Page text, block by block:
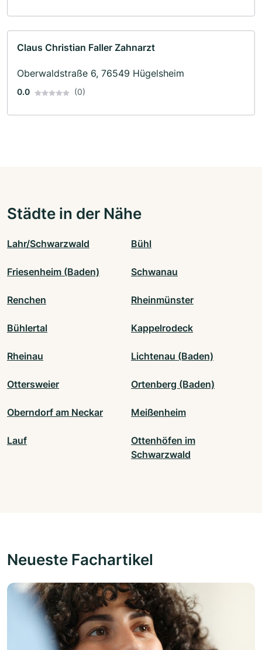
Claus Christian Faller Zahnarzt
Oberwaldstraße 6, 76549 Hügelsheim
0.0 (0)
Städte in der Nähe
Lahr/Schwarzwald Bühl
Friesenheim (Baden) Schwanau
Renchen Rheinmünster
Bühlertal Kappelrodeck
Rheinau Lichtenau (Baden)
Ottersweier Ortenberg (Baden)
Oberndorf am Neckar Meißenheim
Lauf
Ottenhöfen im
Schwarzwald
Neueste Fachartikel